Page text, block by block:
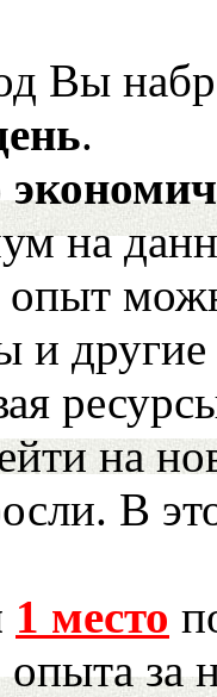
Вы
.
на
другие
на
В
1 место
опыта за